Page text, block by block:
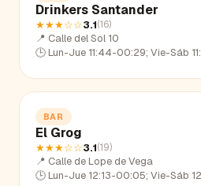
Drinkers Santander
★★★☆☆3.1(16)
📍 Calle del Sol 10
🕒 Lun-Jue 11:44-00:29; Vie-Sáb
BAR
El Grog
★★★☆☆3.1(19)
📍 Calle de Lope de Vega
🕒 Lun-Jue 12:13-00:05; Vie-Sáb